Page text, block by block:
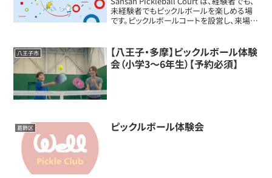
未経験者でもピックルボールを楽しめる場
です。ピックルボールコートを設営し、来場さ
い方、何か始めてみ...
八王子市
【八王子・多摩】ピックルボール体験
会（小学3～6年生）【予約必須】
葛飾区 ピックルボール体験会